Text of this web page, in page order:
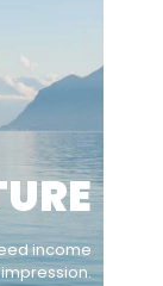
income